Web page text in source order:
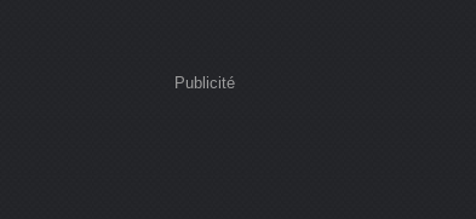
Publicité